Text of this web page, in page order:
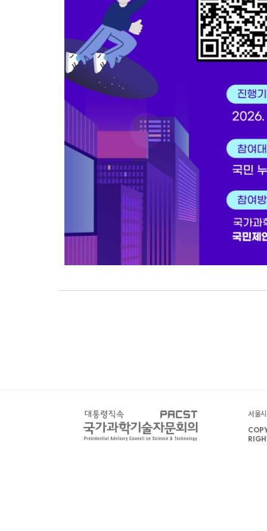
서울